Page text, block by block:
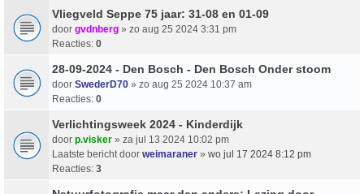
Vliegveld Seppe 75 jaar: 31-08 en 01-09
door gvdnberg » zo aug 25 2024 3:31 pm
Reacties: 0
28-09-2024 - Den Bosch - Den Bosch Onder stoom
door SwederD70 » zo aug 25 2024 10:37 am
Reacties: 0
Verlichtingsweek 2024 - Kinderdijk
door p.visker » za jul 13 2024 10:02 pm
Laatste bericht door weimaraner » wo jul 17 2024 8:12 pm
Reacties: 3